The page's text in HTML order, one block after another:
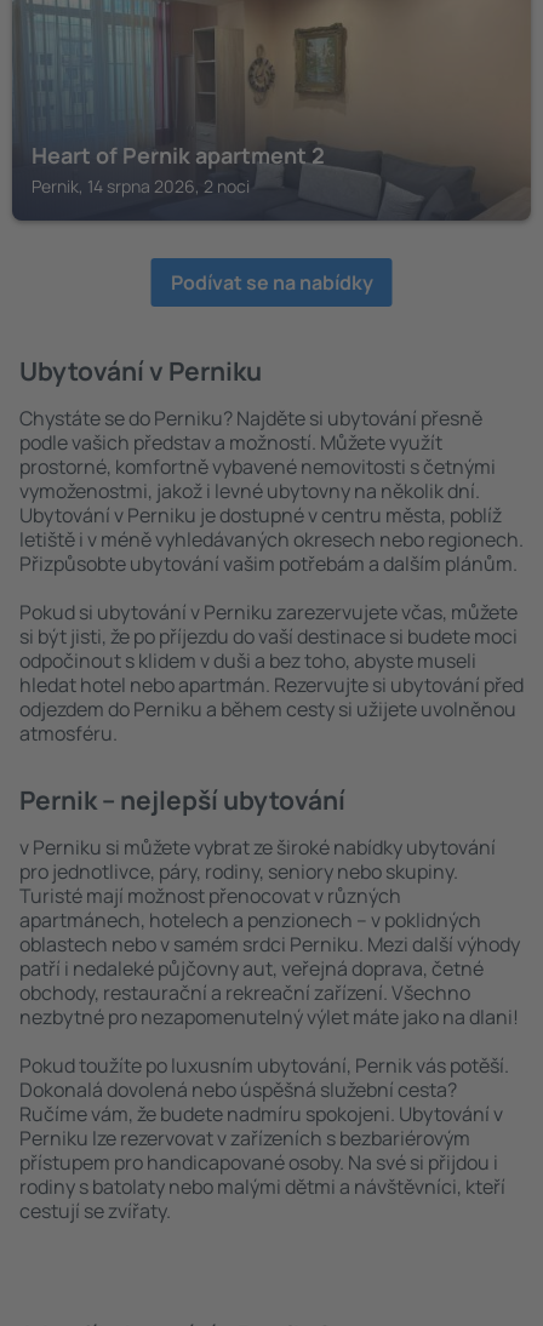
Heart of Pernik apartment 2
Pernik, 14 srpna 2026, 2 noci
Podívat se na nabídky
Ubytování v Perniku
Chystáte se do Perniku? Najděte si ubytování přesně
podle vašich představ a možností. Můžete využít
prostorné, komfortně vybavené nemovitosti s četnými
vymoženostmi, jakož i levné ubytovny na několik dní.
Ubytování v Perniku je dostupné v centru města, poblíž
letiště i v méně vyhledávaných okresech nebo regionech.
Přizpůsobte ubytování vašim potřebám a dalším plánům.
Pokud si ubytování v Perniku zarezervujete včas, můžete
si být jisti, že po příjezdu do vaší destinace si budete moci
odpočinout s klidem v duši a bez toho, abyste museli
hledat hotel nebo apartmán. Rezervujte si ubytování před
odjezdem do Perniku a během cesty si užijete uvolněnou
atmosféru.
Pernik – nejlepší ubytování
v Perniku si můžete vybrat ze široké nabídky ubytování
pro jednotlivce, páry, rodiny, seniory nebo skupiny.
Turisté mají možnost přenocovat v různých
apartmánech, hotelech a penzionech – v poklidných
oblastech nebo v samém srdci Perniku. Mezi další výhody
patří i nedaleké půjčovny aut, veřejná doprava, četné
obchody, restaurační a rekreační zařízení. Všechno
nezbytné pro nezapomenutelný výlet máte jako na dlani!
Pokud toužíte po luxusním ubytování, Pernik vás potěší.
Dokonalá dovolená nebo úspěšná služební cesta?
Ručíme vám, že budete nadmíru spokojeni. Ubytování v
Perniku lze rezervovat v zařízeních s bezbariérovým
přístupem pro handicapované osoby. Na své si přijdou i
rodiny s batolaty nebo malými dětmi a návštěvníci, kteří
cestují se zvířaty.